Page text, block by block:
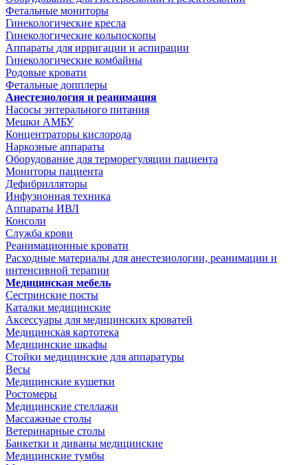
Фетальные мониторы
Гинекологические кресла
Гинекологические кольпоскопы
Аппараты для ирригации и аспирации
Гинекологические комбайны
Родовые кровати
Фетальные допплеры
Анестезиология и реанимация
Насосы энтерального питания
Мешки АМБУ
Концентраторы кислорода
Наркозные аппараты
Оборудование для терморегуляции пациента
Мониторы пациента
Дефибрилляторы
Инфузионная техника
Аппараты ИВЛ
Консоли
Служба крови
Реанимационные кровати
Расходные материалы для анестезиологии, реанимации и
интенсивной терапии
Медицинская мебель
Сестринские посты
Каталки медицинские
Аксессуары для медицинских кроватей
Медицинская картотека
Медицинские шкафы
Стойки медицинские для аппаратуры
Весы
Медицинские кушетки
Ростомеры
Медицинские стеллажи
Массажные столы
Ветеринарные столы
Банкетки и диваны медицинские
Медицинские тумбы